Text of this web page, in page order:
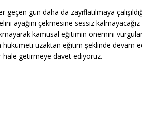
gün daha da zayıflatılmaya
ayağını çekmesine sessiz kalmayacağız
kamusal eğitimin önemini
hükümeti uzaktan eğitim şeklinde devam
getirmeye davet ediyoruz.